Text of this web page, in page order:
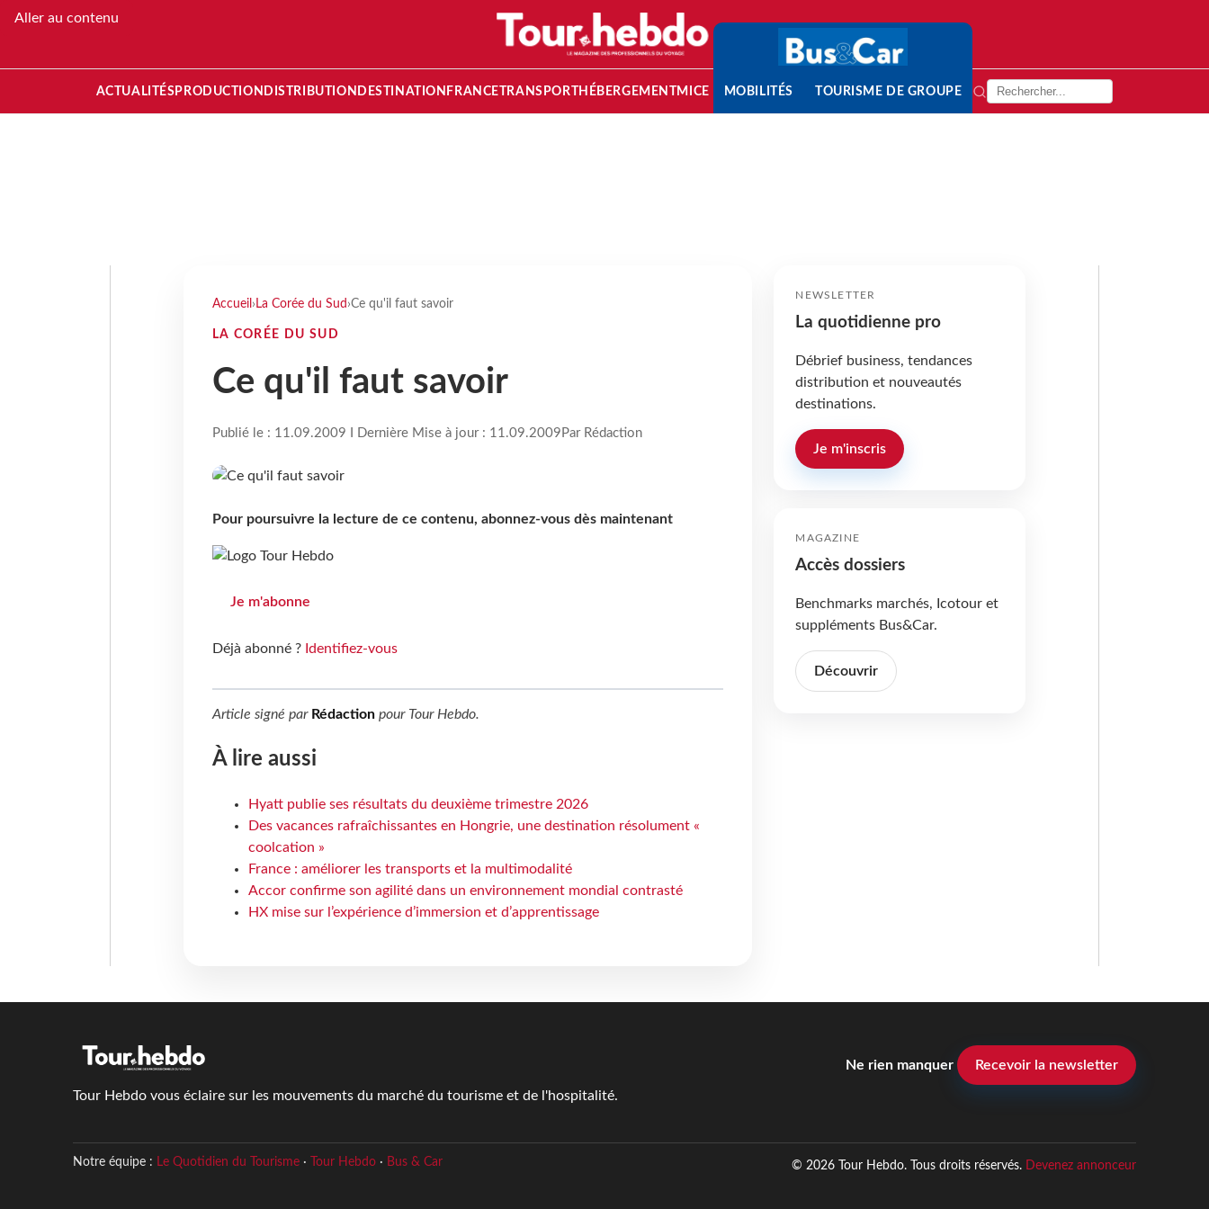
Aller au contenu
ACTUALITÉS PRODUCTION DISTRIBUTION DESTINATION FRANCETRANSPORT HÉBERGEMENTMICE MOBILITÉS TOURISME DE GROUPE
Accueil › La Corée du Sud ›Ce qu'il faut savoir
LA CORÉE DU SUD
Ce qu'il faut savoir
Publié le : 11.09.2009 I Dernière Mise à jour : 11.09.2009 Par Rédaction
Pour poursuivre la lecture de ce contenu, abonnez-vous dès maintenant
Je m'abonne
Déjà abonné ? Identifiez-vous
Article signé par Rédactionpour Tour Hebdo.
À lire aussi
Hyatt publie ses résultats du deuxième trimestre 2026
Des vacances rafraîchissantes en Hongrie, une destination résolument «
coolcation »
France : améliorer les transports et la multimodalité
Accor confirme son agilité dans un environnement mondial contrasté
HX mise sur l’expérience d’immersion et d’apprentissage
NEWSLETTER
La quotidienne pro
Débrief business, tendances
distribution et nouveautés
destinations.
Je m'inscris
MAGAZINE
Accès dossiers
Benchmarks marchés, Icotour et
suppléments Bus&Car.
Découvrir
Tour Hebdo vous éclaire sur les mouvements du marché du tourisme et de l'hospitalité.
Ne rien manquer Recevoir la newsletter
Notre équipe : Le Quotidien du Tourisme· Tour Hebdo· Bus & Car © 2026 Tour Hebdo. Tous droits réservés. Devenez annonceur